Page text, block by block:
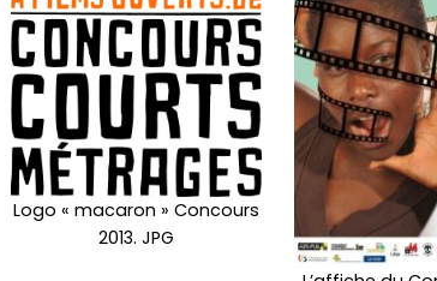
Logo « macaron » Concours
2013. JPG